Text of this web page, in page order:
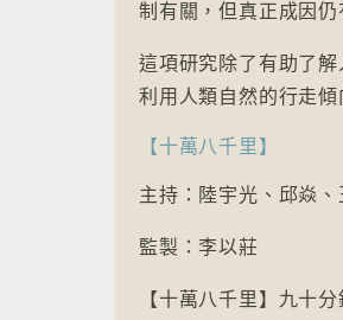
制有關，但真正成因仍
這項研究除了有助了
利用人類自然的行走
【十萬八千里】
主持：陸宇光、邱焱
監製：李以莊
【十萬八千里】九十